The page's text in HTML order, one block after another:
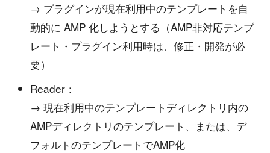
→ プラグインが現在利用中のテンプレートを自
動的に AMP 化しようとする（AMP非対応テンプ
レート・プラグイン利用時は、修正・開発が必
要）
Reader：
→ 現在利用中のテンプレートディレクトリ内の
AMPディレクトリのテンプレート、または、デ
フォルトのテンプレートでAMP化